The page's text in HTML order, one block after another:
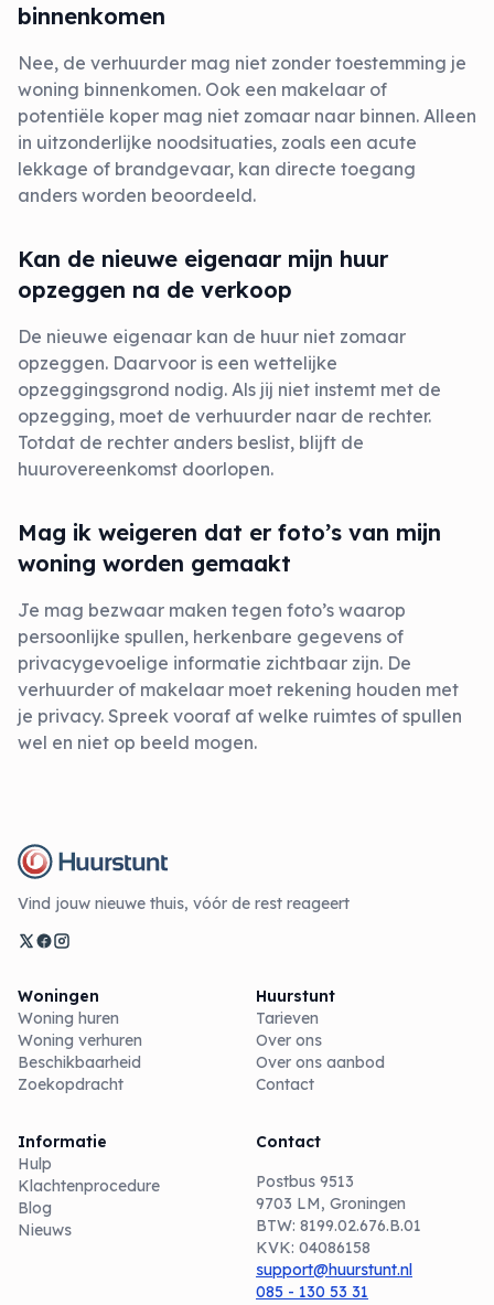
binnenkomen
Nee, de verhuurder mag niet zonder toestemming je
woning binnenkomen. Ook een makelaar of
potentiële koper mag niet zomaar naar binnen. Alleen
in uitzonderlijke noodsituaties, zoals een acute
lekkage of brandgevaar, kan directe toegang
anders worden beoordeeld.
Kan de nieuwe eigenaar mijn huur
opzeggen na de verkoop
De nieuwe eigenaar kan de huur niet zomaar
opzeggen. Daarvoor is een wettelijke
opzeggingsgrond nodig. Als jij niet instemt met de
opzegging, moet de verhuurder naar de rechter.
Totdat de rechter anders beslist, blijft de
huurovereenkomst doorlopen.
Mag ik weigeren dat er foto’s van mijn
woning worden gemaakt
Je mag bezwaar maken tegen foto’s waarop
persoonlijke spullen, herkenbare gegevens of
privacygevoelige informatie zichtbaar zijn. De
verhuurder of makelaar moet rekening houden met
je privacy. Spreek vooraf af welke ruimtes of spullen
wel en niet op beeld mogen.
Vind jouw nieuwe thuis, vóór de rest reageert
Woningen
Woning huren
Woning verhuren
Beschikbaarheid
Zoekopdracht
Huurstunt
Tarieven
Over ons
Over ons aanbod
Contact
Informatie
Hulp
Klachtenprocedure
Blog
Nieuws
Contact
Postbus 9513
9703 LM, Groningen
BTW: 8199.02.676.B.01
KVK: 04086158
support@huurstunt.nl
085 - 130 53 31